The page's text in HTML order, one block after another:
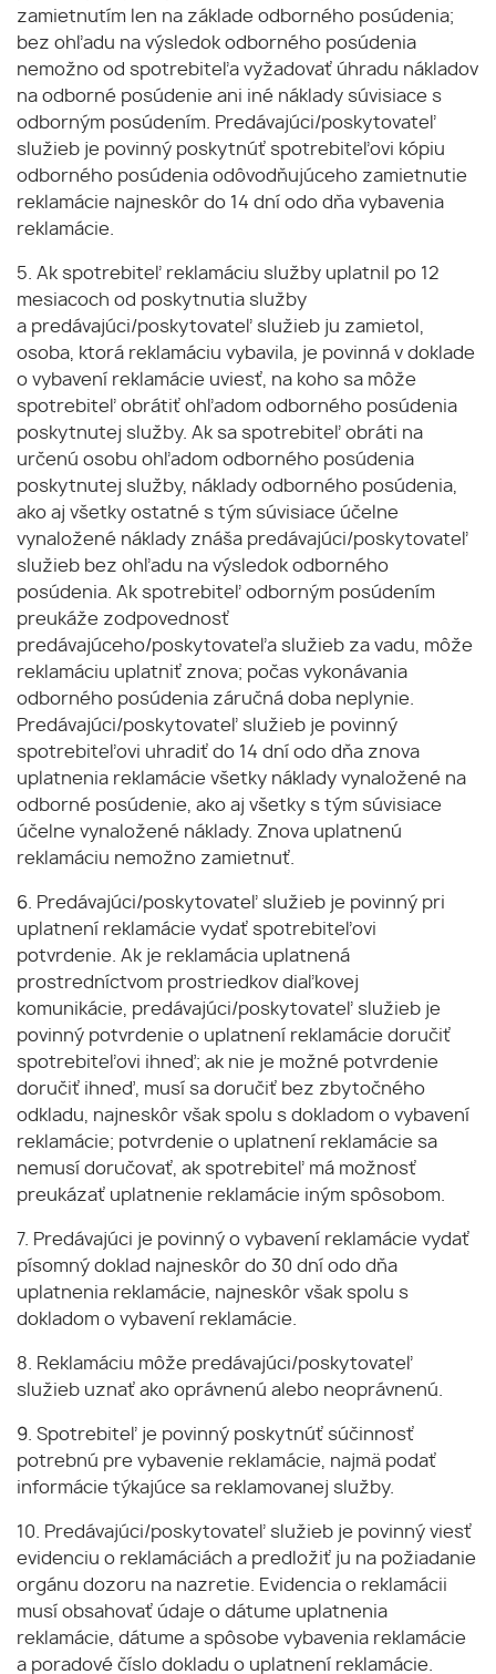
zamietnutím len na základe odborného posúdenia;
bez ohľadu na výsledok odborného posúdenia
nemožno od spotrebiteľa vyžadovať úhradu nákladov
na odborné posúdenie ani iné náklady súvisiace s
odborným posúdením. Predávajúci/poskytovateľ
služieb je povinný poskytnúť spotrebiteľovi kópiu
odborného posúdenia odôvodňujúceho zamietnutie
reklamácie najneskôr do 14 dní odo dňa vybavenia
reklamácie.
5. Ak spotrebiteľ reklamáciu služby uplatnil po 12
mesiacoch od poskytnutia služby
a predávajúci/poskytovateľ služieb ju zamietol,
osoba, ktorá reklamáciu vybavila, je povinná v doklade
o vybavení reklamácie uviesť, na koho sa môže
spotrebiteľ obrátiť ohľadom odborného posúdenia
poskytnutej služby. Ak sa spotrebiteľ obráti na
určenú osobu ohľadom odborného posúdenia
poskytnutej služby, náklady odborného posúdenia,
ako aj všetky ostatné s tým súvisiace účelne
vynaložené náklady znáša predávajúci/poskytovateľ
služieb bez ohľadu na výsledok odborného
posúdenia. Ak spotrebiteľ odborným posúdením
preukáže zodpovednosť
predávajúceho/poskytovateľa služieb za vadu, môže
reklamáciu uplatniť znova; počas vykonávania
odborného posúdenia záručná doba neplynie.
Predávajúci/poskytovateľ služieb je povinný
spotrebiteľovi uhradiť do 14 dní odo dňa znova
uplatnenia reklamácie všetky náklady vynaložené na
odborné posúdenie, ako aj všetky s tým súvisiace
účelne vynaložené náklady. Znova uplatnenú
reklamáciu nemožno zamietnuť.
6. Predávajúci/poskytovateľ služieb je povinný pri
uplatnení reklamácie vydať spotrebiteľovi
potvrdenie. Ak je reklamácia uplatnená
prostredníctvom prostriedkov diaľkovej
komunikácie, predávajúci/poskytovateľ služieb je
povinný potvrdenie o uplatnení reklamácie doručiť
spotrebiteľovi ihneď; ak nie je možné potvrdenie
doručiť ihneď, musí sa doručiť bez zbytočného
odkladu, najneskôr však spolu s dokladom o vybavení
reklamácie; potvrdenie o uplatnení reklamácie sa
nemusí doručovať, ak spotrebiteľ má možnosť
preukázať uplatnenie reklamácie iným spôsobom.
7. Predávajúci je povinný o vybavení reklamácie vydať
písomný doklad najneskôr do 30 dní odo dňa
uplatnenia reklamácie, najneskôr však spolu s
dokladom o vybavení reklamácie.
8. Reklamáciu môže predávajúci/poskytovateľ
služieb uznať ako oprávnenú alebo neoprávnenú.
9. Spotrebiteľ je povinný poskytnúť súčinnosť
potrebnú pre vybavenie reklamácie, najmä podať
informácie týkajúce sa reklamovanej služby.
10. Predávajúci/poskytovateľ služieb je povinný viesť
evidenciu o reklamáciách a predložiť ju na požiadanie
orgánu dozoru na nazretie. Evidencia o reklamácii
musí obsahovať údaje o dátume uplatnenia
reklamácie, dátume a spôsobe vybavenia reklamácie
a poradové číslo dokladu o uplatnení reklamácie.